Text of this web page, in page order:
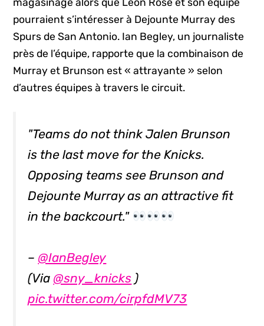
magasinage alors que Leon Rose et son équipe
pourraient s’intéresser à Dejounte Murray des
Spurs de San Antonio. Ian Begley, un journaliste
près de l’équipe, rapporte que la combinaison de
Murray et Brunson est « attrayante » selon
d’autres équipes à travers le circuit.
"Teams do not think Jalen Brunson
is the last move for the Knicks.
Opposing teams see Brunson and
Dejounte Murray as an attractive fit
in the backcourt."
– @IanBegley
(Via @sny_knicks )
pic.twitter.com/cirpfdMV73